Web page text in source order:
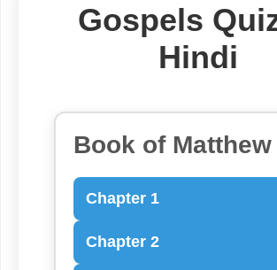
Gospels
Hindi
Book of Matthew
Chapter 1
Chapter 2